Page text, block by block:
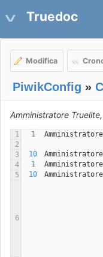
Truedoc
Modifica
PiwikConfig »
Amministratore
1 1
2
3
10
4
1
5
10
6